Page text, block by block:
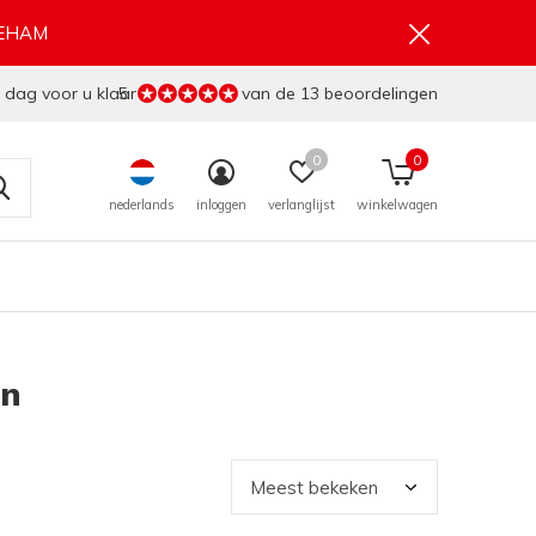
nederlands inloggen verlanglijst
0
winkelwagen
0
voor u klaar
5 van de 13 beoordelingen